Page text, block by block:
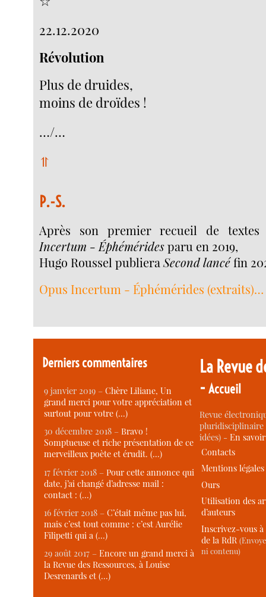
22.12.2020
Révolution
Plus de druides,
moins de droïdes !
…/…
⥣
P.-S.
Après son premier recueil de
Incertum - Éphéméridesparu en 2019,
Hugo Roussel publieraSecond lancéfin
Opus Incertum - Éphémérides (extraits)…
Derniers commentaires
9 janvier 2019 –Chère Liliane, Un
grand merci pour votre appréciation et
surtout pour votre (…)
30 décembre 2018 –Bravo !
Somptueuse et riche présentation de ce
merveilleux poète et érudit. (…)
17 février 2018 –Pour cette annonce qui
date, j’ai changé d’adresse mail :
contact : (…)
16 février 2018 –C’était même pas lui,
mais c’est tout comme : c’est Aurélie
Filipetti qui a (…)
29 août 2017 –Encore un grand merci à
la Revue des Ressources, à Louise
Desrenards et (…)
La Revue
-Accueil
Revue
idées) -En
Contacts
Mentions légales
Ours
Utilisation des
d’auteurs
Inscrivez-vous
de la RdR
ni contenu)